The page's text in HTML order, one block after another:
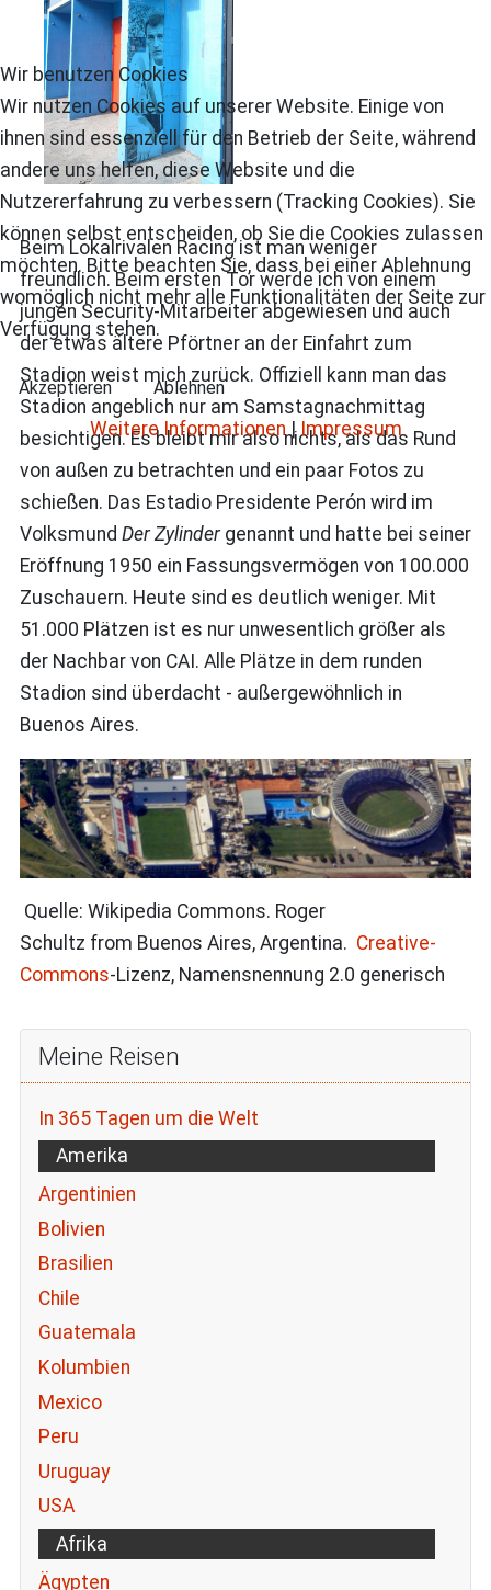
Beim Lokalrivalen Racing ist man weniger
freundlich. Beim ersten Tor werde ich von einem
jungen Security-Mitarbeiter abgewiesen und auch
der etwas ältere Pförtner an der Einfahrt zum
Stadion weist mich zurück. Offiziell kann man das
Stadion angeblich nur am Samstagnachmittag
besichtigen. Es bleibt mir also nichts, als das Rund
von außen zu betrachten und ein paar Fotos zu
schießen. Das Estadio Presidente Perón wird im
Volksmund Der Zylinder genannt und hatte bei seiner
Eröffnung 1950 ein Fassungsvermögen von 100.000
Zuschauern. Heute sind es deutlich weniger. Mit
51.000 Plätzen ist es nur unwesentlich größer als
der Nachbar von CAI. Alle Plätze in dem runden
Stadion sind überdacht - außergewöhnlich in
Buenos Aires.
Quelle: Wikipedia Commons. Roger
Schultz from Buenos Aires, Argentina. Creative-
Commons-Lizenz, Namensnennung 2.0 generisch
Meine Reisen
In 365 Tagen um die Welt
Amerika
Argentinien
Bolivien
Brasilien
Chile
Guatemala
Kolumbien
Mexico
Peru
Uruguay
USA
Afrika
Ägypten
Wir benutzen Cookies
Wir nutzen Cookies auf unserer Website. Einige von
ihnen sind essenziell für den Betrieb der Seite, während
andere uns helfen, diese Website und die
Nutzererfahrung zu verbessern (Tracking Cookies). Sie
können selbst entscheiden, ob Sie die Cookies zulassen
möchten. Bitte beachten Sie, dass bei einer Ablehnung
womöglich nicht mehr alle Funktionalitäten der Seite zur
Verfügung stehen.
Akzeptieren Ablehnen
Weitere Informationen | Impressum